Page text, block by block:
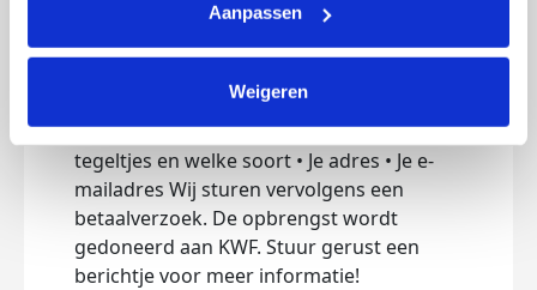
Aanpassen
Weigeren
verkrijgbaar. €10 per tegeltje (doneren wij
volledig aan KWF) Bestellingen in Sittard
Sittard: €4,50 verzendkosten Een tegeltje
bestellen? Stuur een DM met: • Het aantal
tegeltjes en welke soort • Je adres • Je e-
mailadres Wij sturen vervolgens een
betaalverzoek. De opbrengst wordt
gedoneerd aan KWF. Stuur gerust een
berichtje voor meer informatie!